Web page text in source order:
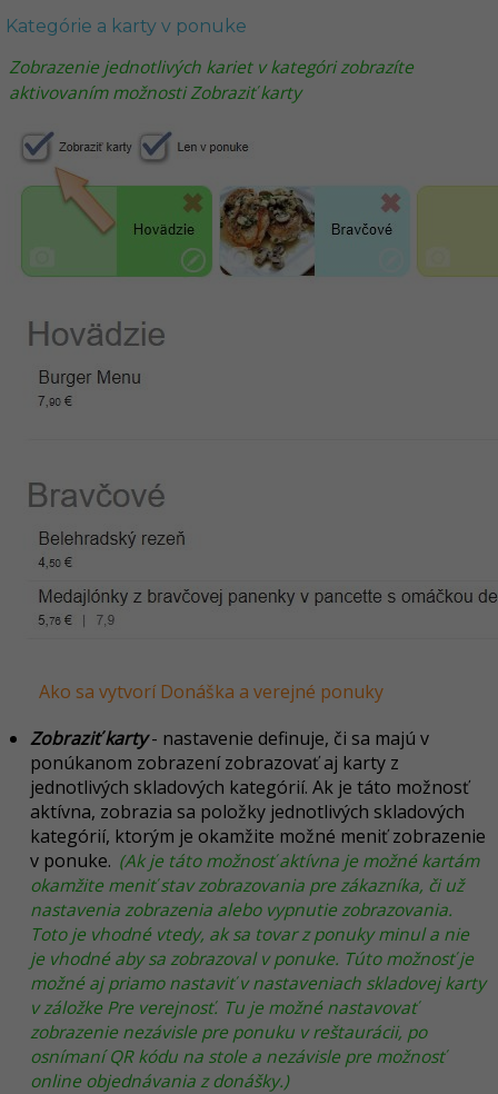
Kategórie a karty v ponuke
Zobrazenie jednotlivých kariet v kategóri zobrazíte
aktivovaním možnosti Zobraziť karty
Ako sa vytvorí Donáška a verejné ponuky
Zobraziť karty- nastavenie definuje, či sa majú v
ponúkanom zobrazení zobrazovať aj karty z
jednotlivých skladových kategórií. Ak je táto možnosť
aktívna, zobrazia sa položky jednotlivých skladových
kategórií, ktorým je okamžite možné meniť zobrazenie
v ponuke. (Ak je táto možnosť aktívna je možné kartám
okamžite meniť stav zobrazovania pre zákazníka, či už
nastavenia zobrazenia alebo vypnutie zobrazovania.
Toto je vhodné vtedy, ak sa tovar z ponuky minul a nie
je vhodné aby sa zobrazoval v ponuke. Túto možnosť je
možné aj priamo nastaviť v nastaveniach skladovej karty
v záložke Pre verejnosť. Tu je možné nastavovať
zobrazenie nezávisle pre ponuku v reštaurácii, po
osnímaní QR kódu na stole a nezávisle pre možnosť
online objednávania z donášky.)